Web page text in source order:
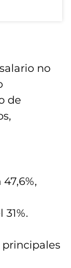
no
de
principales